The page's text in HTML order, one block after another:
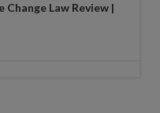
Law Review |